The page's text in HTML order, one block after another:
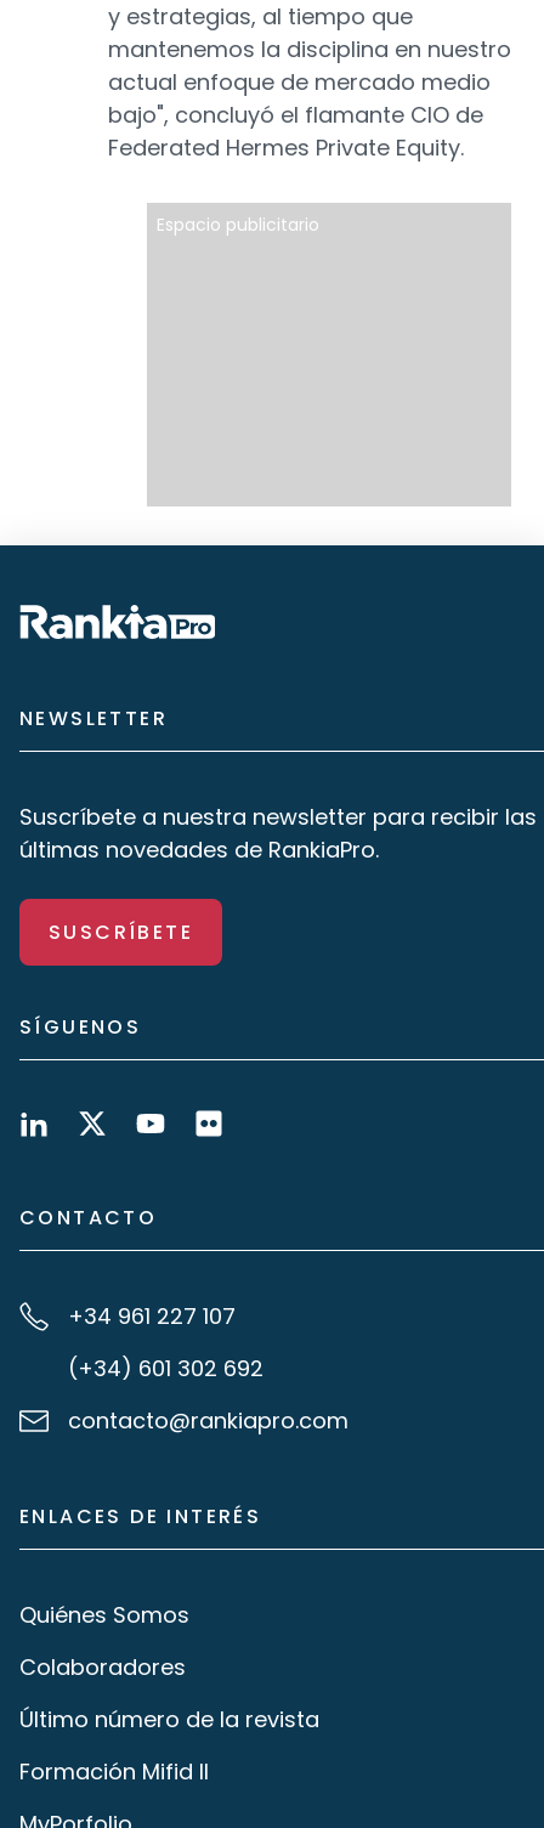
y estrategias, al tiempo que
mantenemos la disciplina en nuestro
actual enfoque de mercado medio
bajo", concluyó el flamante CIO de
Federated Hermes Private Equity.
Espacio publicitario
NEWSLETTER
Suscríbete a nuestra newsletter para recibir las
últimas novedades de RankiaPro.
SUSCRÍBETE
SÍGUENOS
CONTACTO
+34 961 227 107
(+34) 601 302 692
contacto@rankiapro.com
ENLACES DE INTERÉS
Quiénes Somos
Colaboradores
Último número de la revista
Formación Mifid II